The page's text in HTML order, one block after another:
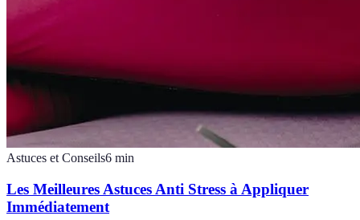
Astuces et Conseils6 min
Les Meilleures Astuces Anti Stress à Appliquer
Immédiatement